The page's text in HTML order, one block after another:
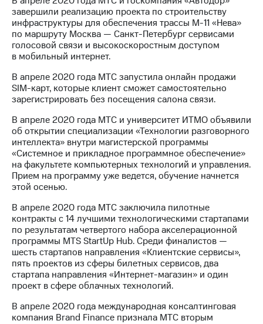
завершили реализацию проекта по строительству
инфраструктуры для обеспечения трассы М-11 «Нева»
по маршруту Москва — Санкт-Петербург сервисами
голосовой связи и высокоскоростным доступом
в мобильный интернет.
В апреле 2020 года МТС запустила онлайн продажи
SIM-карт, которые клиент сможет самостоятельно
зарегистрировать без посещения салона связи.
В апреле 2020 года МТС и университет ИТМО объявили
об открытии специализации «Технологии разговорного
интеллекта» внутри магистерской программы
«Системное и прикладное программное обеспечение»
на факультете компьютерных технологий и управления.
Прием на программу уже ведется, обучение начнется
этой осенью.
В апреле 2020 года МТС заключила пилотные
контракты с 14 лучшими технологическими стартапами
по результатам четвертого набора акселерационной
программы MTS StartUp Hub. Среди финалистов —
шесть стартапов направления «Клиентские сервисы»,
пять проектов из сферы билетных сервисов, два
стартапа направления «Интернет-магазин» и один
проект в сфере облачных технологий.
В апреле 2020 года международная консалтинговая
компания Brand Finance признала МТС вторым